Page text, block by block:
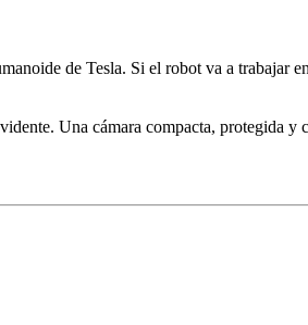
de Tesla. Si el robot va a trabajar
Una cámara compacta, protegida